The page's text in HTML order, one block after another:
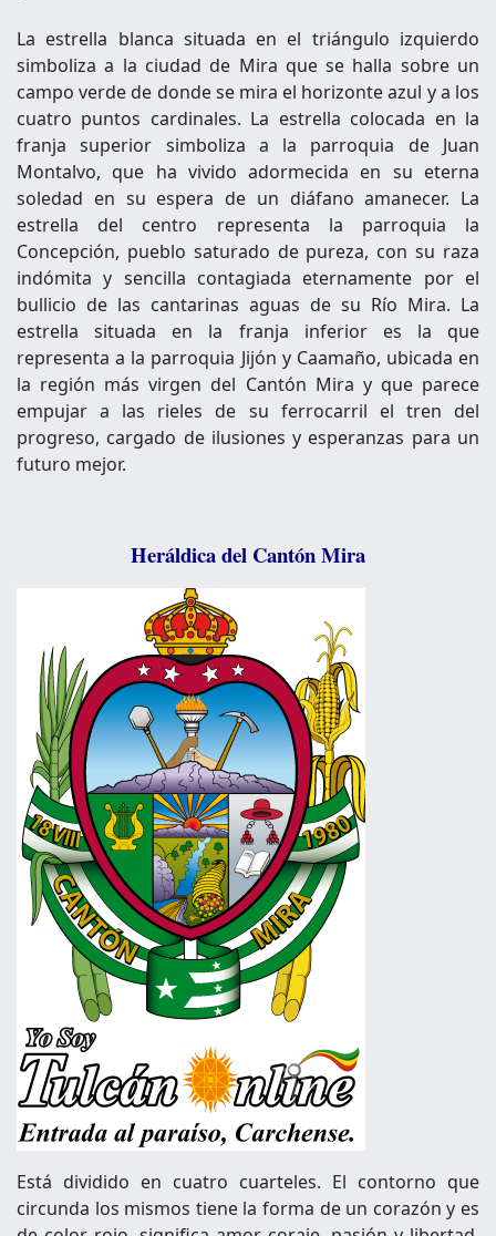
La estrella blanca situada en el triángulo izquierdo
simboliza a la ciudad de Mira que se halla sobre un
campo verde de donde se mira el horizonte azul y a los
cuatro puntos cardinales. La estrella colocada en la
franja superior simboliza a la parroquia de Juan
Montalvo, que ha vivido adormecida en su eterna
soledad en su espera de un diáfano amanecer. La
estrella del centro representa la parroquia la
Concepción, pueblo saturado de pureza, con su raza
indómita y sencilla contagiada eternamente por el
bullicio de las cantarinas aguas de su Río Mira. La
estrella situada en la franja inferior es la que
representa a la parroquia Jijón y Caamaño, ubicada en
la región más virgen del Cantón Mira y que parece
empujar a las rieles de su ferrocarril el tren del
progreso, cargado de ilusiones y esperanzas para un
futuro mejor.
Heráldica del Cantón Mira
Está dividido en cuatro cuarteles. El contorno que
circunda los mismos tiene la forma de un corazón y es